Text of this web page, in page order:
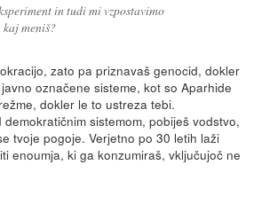
in tudi mi vzpostavimo
meniš?
zato pa priznavaš genocid, dokler
označene sisteme, kot so Aparhide
dokler le to ustreza tebi.
sistemom, pobiješ vodstvo,
tvoje pogoje. Verjetno po 30 letih laži
enoumja, ki ga konzumiraš, vključujoč ne